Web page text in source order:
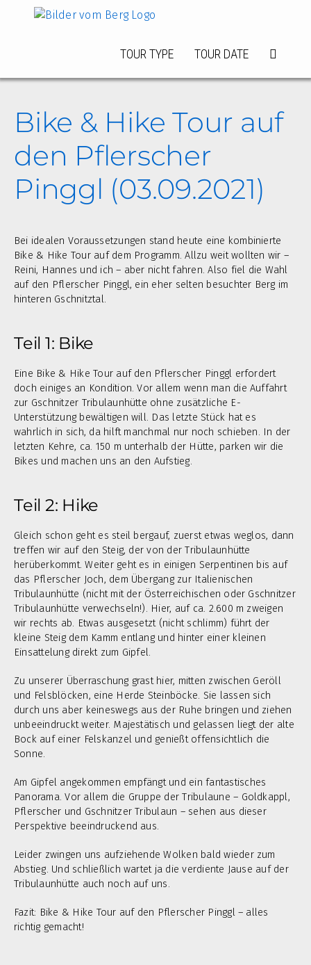
TOUR TYPE TOUR DATE
Bike & Hike Tour auf
den Pflerscher
Pinggl (03.09.2021)
Bei idealen Voraussetzungen stand heute eine kombinierte
Bike & Hike Tour auf dem Programm. Allzu weit wollten wir –
Reini, Hannes und ich – aber nicht fahren. Also fiel die Wahl
auf den Pflerscher Pinggl, ein eher selten besuchter Berg im
hinteren Gschnitztal.
Teil 1: Bike
Eine Bike & Hike Tour auf den Pflerscher Pinggl erfordert
doch einiges an Kondition. Vor allem wenn man die Auffahrt
zur Gschnitzer Tribulaunhütte ohne zusätzliche E-
Unterstützung bewältigen will. Das letzte Stück hat es
wahrlich in sich, da hilft manchmal nur noch schieben. In der
letzten Kehre, ca. 150 m unterhalb der Hütte, parken wir die
Bikes und machen uns an den Aufstieg.
Teil 2: Hike
Gleich schon geht es steil bergauf, zuerst etwas weglos, dann
treffen wir auf den Steig, der von der Tribulaunhütte
herüberkommt.Weiter geht es in einigen Serpentinen bis auf
das Pflerscher Joch, dem Übergang zur Italienischen
Tribulaunhütte (nicht mit der Österreichischen oder Gschnitzer
Tribulaunhütte verwechseln!). Hier, auf ca. 2.600 m zweigen
wir rechts ab. Etwas ausgesetzt (nicht schlimm) führt der
kleine Steig dem Kamm entlang und hinter einer kleinen
Einsattelung direkt zum Gipfel.
Zu unserer Überraschung grast hier, mitten zwischen Geröll
und Felsblöcken, eine Herde Steinböcke. Sie lassen sich
durch uns aber keineswegs aus der Ruhe bringen und ziehen
unbeeindruckt weiter. Majestätisch und gelassen liegt der alte
Bock auf einer Felskanzel und genießt offensichtlich die
Sonne.
Am Gipfel angekommen empfängt und ein fantastisches
Panorama. Vor allem die Gruppe der Tribulaune – Goldkappl,
Pflerscher und Gschnitzer Tribulaun – sehen aus dieser
Perspektive beeindruckend aus.
Leider zwingen uns aufziehende Wolken bald wieder zum
Abstieg. Und schließlich wartet ja die verdiente Jause auf der
Tribulaunhütte auch noch auf uns.
Fazit: Bike & Hike Tour auf den Pflerscher Pinggl – alles
richtig gemacht!